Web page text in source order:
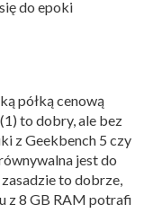
do epoki
półką cenową
to dobry, ale bez
z Geekbench 5 czy
jest do
to dobrze,
z 8 GB RAM potrafi